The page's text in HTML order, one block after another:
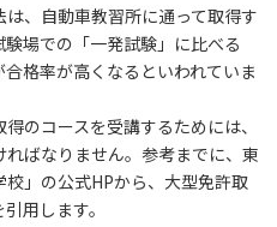
、自動車教習所に通って取得す
場での「一発試験」に比べる
格率が高くなるといわれていま
のコースを受講するためには、
ばなりません。参考までに、東
」の公式HPから、大型免許取
用します。